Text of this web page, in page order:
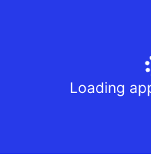
Loading